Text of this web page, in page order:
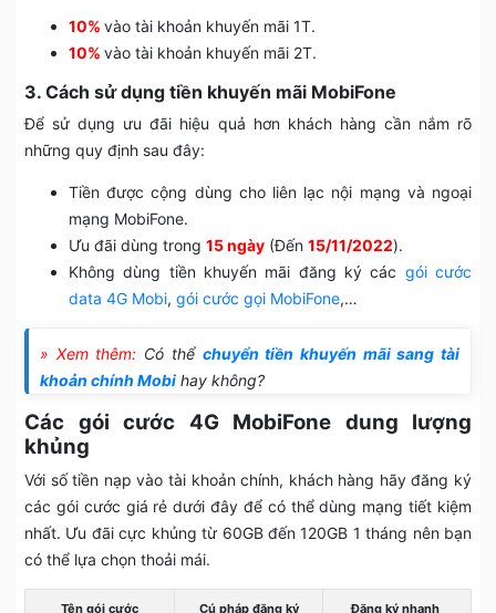
10% vào tài khoản khuyến mãi 1T.
10% vào tài khoản khuyến mãi 2T.
3. Cách sử dụng tiền khuyến mãi MobiFone
Để sử dụng ưu đãi hiệu quả hơn khách hàng cần nắm rõ
những quy định sau đây:
Tiền được cộng dùng cho liên lạc nội mạng và ngoại
mạng MobiFone.
Ưu đãi dùng trong 15 ngày (Đến 15/11/2022).
Không dùng tiền khuyến mãi đăng ký các gói cước
data 4G Mobi, gói cước gọi MobiFone,…
» Xem thêm: Có thể chuyển tiền khuyến mãi sang tài
khoản chính Mobi hay không?
Các gói cước 4G MobiFone dung lượng
khủng
Với số tiền nạp vào tài khoản chính, khách hàng hãy đăng ký
các gói cước giá rẻ dưới đây để có thể dùng mạng tiết kiệm
nhất. Ưu đãi cực khủng từ 60GB đến 120GB 1 tháng nên bạn
có thể lựa chọn thoải mái.
Tên gói cước Cú pháp đăng ký Đăng ký nhanh